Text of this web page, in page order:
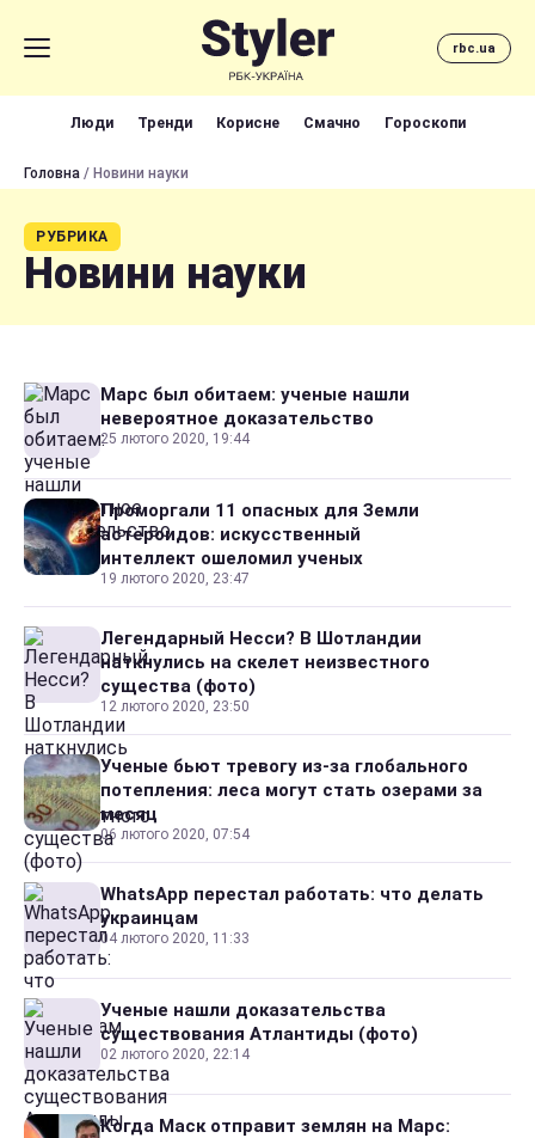
rbc.ua
Люди Тренди Корисне Смачно Гороскопи
Головна / Новини науки
РУБРИКА
Новини науки
Марс был обитаем: ученые нашли
невероятное доказательство
25 лютого 2020, 19:44
Проморгали 11 опасных для Земли
астероидов: искусственный
интеллект ошеломил ученых
19 лютого 2020, 23:47
Легендарный Несси? В Шотландии
наткнулись на скелет неизвестного
существа (фото)
12 лютого 2020, 23:50
Ученые бьют тревогу из-за глобального
потепления: леса могут стать озерами за
месяц
06 лютого 2020, 07:54
WhatsApp перестал работать: что делать
украинцам
04 лютого 2020, 11:33
Ученые нашли доказательства
существования Атлантиды (фото)
02 лютого 2020, 22:14
Когда Маск отправит землян на Марс: